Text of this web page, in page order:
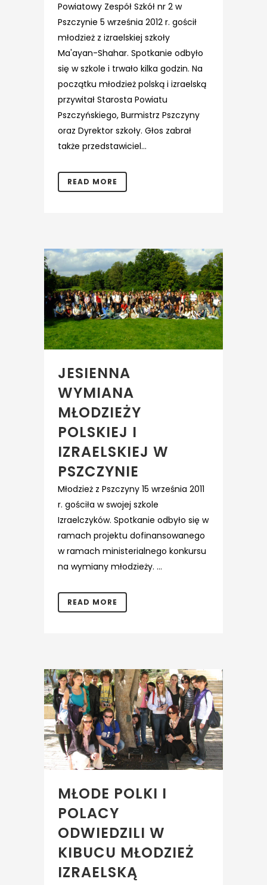
Powiatowy Zespół Szkół nr 2 w
Pszczynie 5 września 2012 r. gościł
młodzież z izraelskiej szkoły
Ma'ayan-Shahar. Spotkanie odbyło
się w szkole i trwało kilka godzin. Na
początku młodzież polską i izraelską
przywitał Starosta Powiatu
Pszczyńskiego, Burmistrz Pszczyny
oraz Dyrektor szkoły. Głos zabrał
także przedstawiciel...
READ MORE
JESIENNA
WYMIANA
MŁODZIEŻY
POLSKIEJ I
IZRAELSKIEJ W
PSZCZYNIE
Młodzież z Pszczyny 15 września 2011
r. gościła w swojej szkole
Izraelczyków. Spotkanie odbyło się w
ramach projektu dofinansowanego
w ramach ministerialnego konkursu
na wymiany młodzieży. ...
READ MORE
MŁODE POLKI I
POLACY
ODWIEDZILI W
KIBUCU MŁODZIEŻ
IZRAELSKĄ